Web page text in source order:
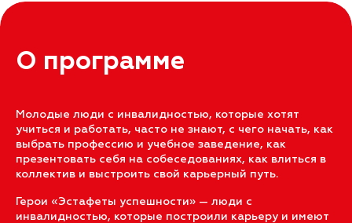
О программе
Молодые люди с инвалидностью, которые хотят
учиться и работать, часто не знают, с чего начать, как
выбрать профессию и учебное заведение, как
презентовать себя на собеседованиях, как влиться в
коллектив и выстроить свой карьерный путь.
Герои «Эстафеты успешности» — люди с
инвалидностью, которые построили карьеру и имеют